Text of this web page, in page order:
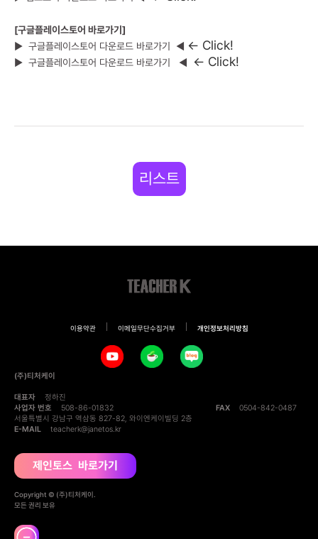
[구글플레이스토어 바로가기]
▶ 구글플레이스토어 다운로드 바로가기 ◀ ← Click!
▶ 구글플레이스토어 다운로드 바로가기 ◀ ← Click!
리스트
이용약관 이메일무단수집거부 개인정보처리방침
(주)티처케이
대표자
정하진
사업자 번호
508-86-01832 FAX
0504-842-0487
서울특별시 강남구 역삼동 827-82, 와이엔케이빌딩 2층
E-MAIL
teacherk@janetos.kr
제인토스 바로가기
Copyright © (주)티처케이.
모든 권리 보유